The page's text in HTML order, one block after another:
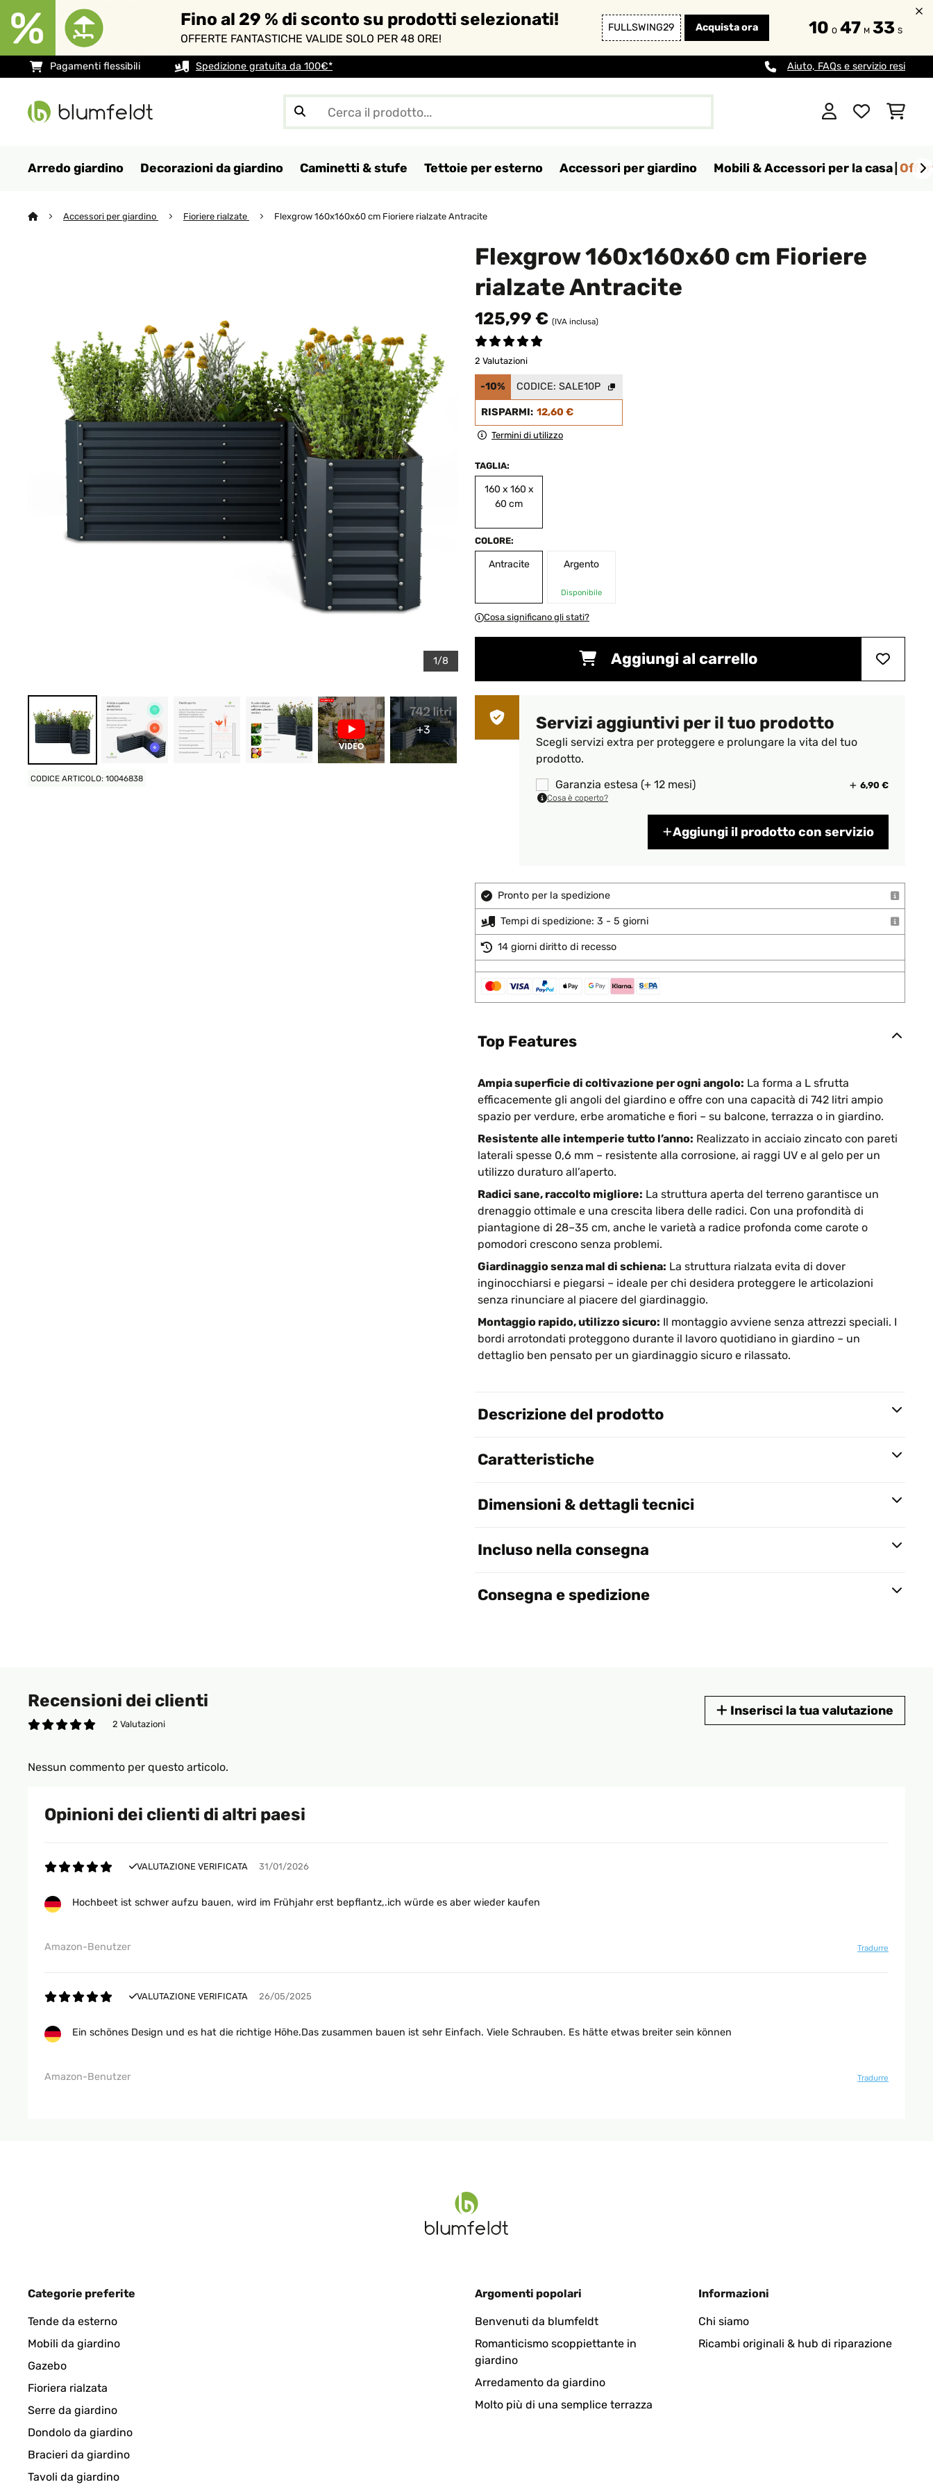
Fino al 29 % di sconto su prodotti selezionati!
OFFERTE FANTASTICHE VALIDE SOLO PER 48 ORE!
FULLSWING29 Acquista ora 10 O 47 M 33 S
Pagamenti flessibili Spedizione gratuita da 100€* Aiuto, FAQs e servizio resi
Arredo giardino Decorazioni da giardino Caminetti & stufe Tettoie per esterno Accessori per giardino Mobili & Accessori per la casa
Accessori per giardino Fioriere rialzate Flexgrow 160x160x60 cm Fioriere rialzate Antracite
1/8
+3
CODICE ARTICOLO: 10046838
Flexgrow 160x160x60 cm Fioriere
rialzate Antracite
125,99 € (IVA inclusa)
2 Valutazioni
-10% CODICE: SALE10P
RISPARMI: 12,60 €
Termini di utilizzo
TAGLIA:
160 x 160 x
60 cm
COLORE:
Antracite Argento
Disponibile
Cosa significano gli stati?
Aggiungi al carrello
Servizi aggiuntivi per il tuo prodotto
Scegli servizi extra per proteggere e prolungare la vita del tuo
prodotto.
Garanzia estesa (+ 12 mesi)
6,90 €
Cosa è coperto?
Aggiungi il prodotto con servizio
Pronto per la spedizione
Tempi di spedizione: 3 - 5 giorni
14 giorni diritto di recesso
Top Features
Ampia superficie di coltivazione per ogni angolo: La forma a L sfrutta
efficacemente gli angoli del giardino e offre con una capacità di 742 litri ampio
spazio per verdure, erbe aromatiche e fiori – su balcone, terrazza o in giardino.
Resistente alle intemperie tutto l’anno: Realizzato in acciaio zincato con pareti
laterali spesse 0,6 mm – resistente alla corrosione, ai raggi UV e al gelo per un
utilizzo duraturo all’aperto.
Radici sane, raccolto migliore: La struttura aperta del terreno garantisce un
drenaggio ottimale e una crescita libera delle radici. Con una profondità di
piantagione di 28–35 cm, anche le varietà a radice profonda come carote o
pomodori crescono senza problemi.
Giardinaggio senza mal di schiena: La struttura rialzata evita di dover
inginocchiarsi e piegarsi – ideale per chi desidera proteggere le articolazioni
senza rinunciare al piacere del giardinaggio.
Montaggio rapido, utilizzo sicuro: Il montaggio avviene senza attrezzi speciali. I
bordi arrotondati proteggono durante il lavoro quotidiano in giardino – un
dettaglio ben pensato per un giardinaggio sicuro e rilassato.
Descrizione del prodotto
Caratteristiche
Dimensioni & dettagli tecnici
Incluso nella consegna
Consegna e spedizione
Recensioni dei clienti
2 Valutazioni
Inserisci la tua valutazione
Nessun commento per questo articolo.
Opinioni dei clienti di altri paesi
VALUTAZIONE VERIFICATA 31/01/2026
Hochbeet ist schwer aufzu bauen, wird im Frühjahr erst bepflantz,.ich würde es aber wieder kaufen
Amazon-Benutzer Tradurre
VALUTAZIONE VERIFICATA 26/05/2025
Ein schönes Design und es hat die richtige Höhe.Das zusammen bauen ist sehr Einfach. Viele Schrauben. Es hätte etwas breiter sein können
Amazon-Benutzer Tradurre
Categorie preferite
Tende da esterno
Mobili da giardino
Gazebo
Fioriera rialzata
Serre da giardino
Dondolo da giardino
Bracieri da giardino
Tavoli da giardino
Argomenti popolari
Benvenuti da blumfeldt
Romanticismo scoppiettante in
giardino
Arredamento da giardino
Molto più di una semplice terrazza
Informazioni
Chi siamo
Ricambi originali & hub di riparazione